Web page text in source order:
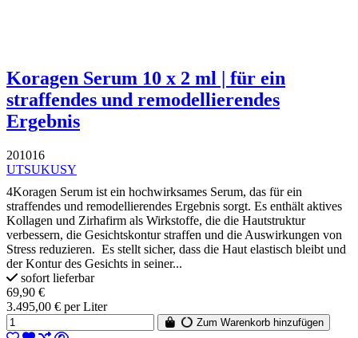
Koragen Serum 10 x 2 ml | für ein
straffendes und remodellierendes
Ergebnis
201016
UTSUKUSY
4Koragen Serum ist ein hochwirksames Serum, das für ein
straffendes und remodellierendes Ergebnis sorgt. Es enthält aktives
Kollagen und Zirhafirm als Wirkstoffe, die die Hautstruktur
verbessern, die Gesichtskontur straffen und die Auswirkungen von
Stress reduzieren. Es stellt sicher, dass die Haut elastisch bleibt und
der Kontur des Gesichts in seiner...
sofort lieferbar
69,90 €
3.495,00 € per Liter
Zum Warenkorb hinzufügen